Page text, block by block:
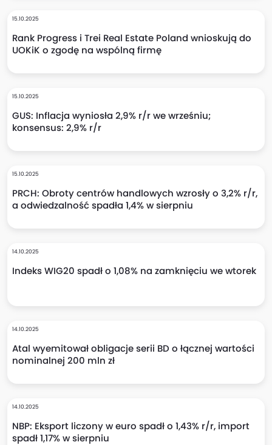
15.10.2025
Rank Progress i Trei Real Estate Poland wnioskują do
UOKiK o zgodę na wspólną firmę
15.10.2025
GUS: Inflacja wyniosła 2,9% r/r we wrześniu;
konsensus: 2,9% r/r
15.10.2025
PRCH: Obroty centrów handlowych wzrosły o 3,2% r/r,
a odwiedzalność spadła 1,4% w sierpniu
14.10.2025
Indeks WIG20 spadł o 1,08% na zamknięciu we wtorek
14.10.2025
Atal wyemitował obligacje serii BD o łącznej wartości
nominalnej 200 mln zł
14.10.2025
NBP: Eksport liczony w euro spadł o 1,43% r/r, import
spadł 1,17% w sierpniu